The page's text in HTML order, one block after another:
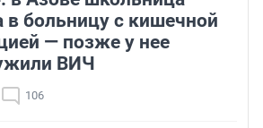
в больницу с кишечной
— позже у нее
ВИЧ
106